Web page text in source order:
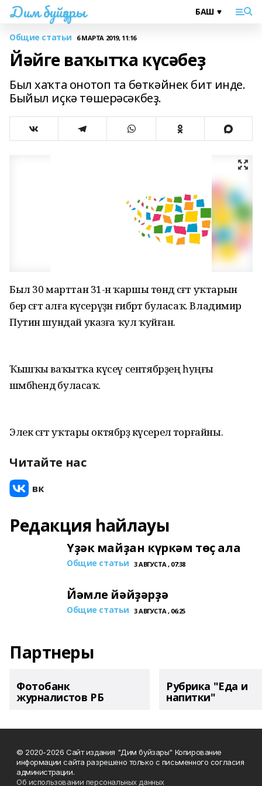
Дим буйҙары
Общие статьи 6 МАРТА 2019, 11:16
Йәйге ваҡытҡа күсәбеҙ
Был хаҡта онотоп та бөткәйнек бит инде.
Быйыл иҫкә төшерәсәкбеҙ.
Был 30 марттан 31-нә ҡаршы төндә сәғәт уҡтарын
бер сәғәт алға күсерүҙән ғибәрәт буласаҡ. Владимир
Путин шундай указға ҡул ҡуйған.
Ҡышҡы ваҡытҡа күсеү сентябрҙең һуңғы
шәмбәһендә буласаҡ.
Элек сәғәт уҡтары октябрҙә күсерелә торғайны.
Читайте нас
Редакция һайлауы
Үҙәк майҙан күркәм төҫ ала
Общие статьи 3 АВГУСТА , 07:38
Йәмле йәйҙәрҙә
Общие статьи 3 АВГУСТА , 06:25
Партнеры
Фотобанк
журналистов РБ
Рубрика "Еда и
напитки"
© 2020-2026 Сайт издания "Дим буйзары" Копирование
информации сайта разрешено только с письменного согласия
администрации.
Об использовании персональных данных